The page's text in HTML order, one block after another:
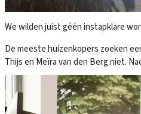
We wilden juist géén instapklare
De meeste huizenkopers zoeken
Thijs en Meïra van den Berg niet.